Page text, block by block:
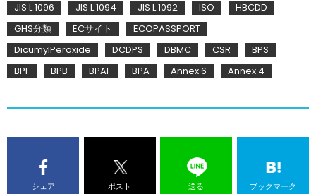
JIS L 1096
JIS L 1094 JIS L 1092 ISO
HBCDD
GHS分類
ECサイト
ECOPASSPORT
DicumylPeroxide
DCDPS DBMC CSR
BPS
BPF
BPB BPAF BPA Annex 6 Annex 4
シェア ポスト 送る ブックマーク